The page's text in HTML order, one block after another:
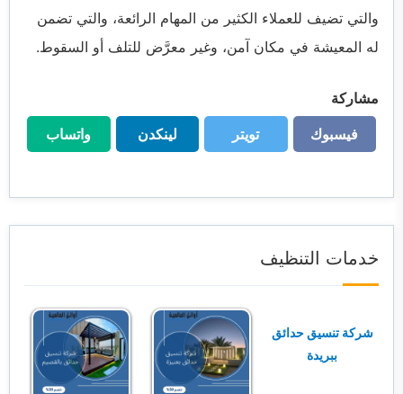
والتي تضيف للعملاء الكثير من المهام الرائعة، والتي تضمن
له المعيشة في مكان آمن، وغير معرَّض للتلف أو السقوط.
مشاركة
فيسبوك
فيسبوك
تويتر
تويتر
لينكدن
لينكدن
واتساب
واتساب
خدمات التنظيف
شركة تنسيق حدائق
ببريدة